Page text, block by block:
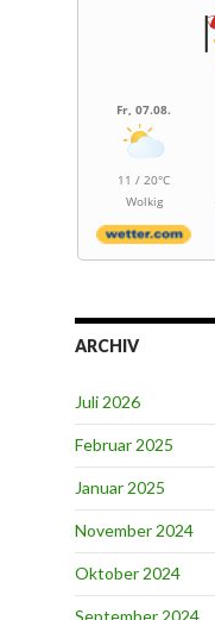
Fr, 07.08.
11 / 20°C
Wolkig
ARCHIV
Juli 2026
Februar 2025
Januar 2025
November 2024
Oktober 2024